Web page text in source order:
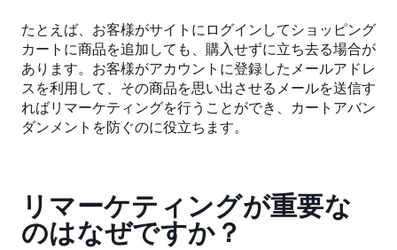
たとえば、お客様がサイトにログインしてショッピング
カートに商品を追加しても、購入せずに立ち去る場合が
あります。お客様がアカウントに登録したメールアドレ
スを利用して、その商品を思い出させるメールを送信す
ればリマーケティングを行うことができ、カートアバン
ダンメントを防ぐのに役立ちます。
リマーケティングが重要な
のはなぜですか？